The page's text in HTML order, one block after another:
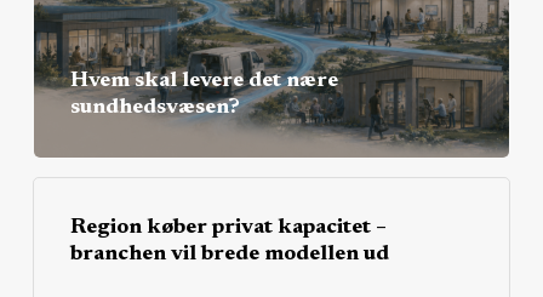
Hvem skal levere det nære
sundhedsvæsen?
Region køber privat kapacitet –
branchen vil brede modellen ud